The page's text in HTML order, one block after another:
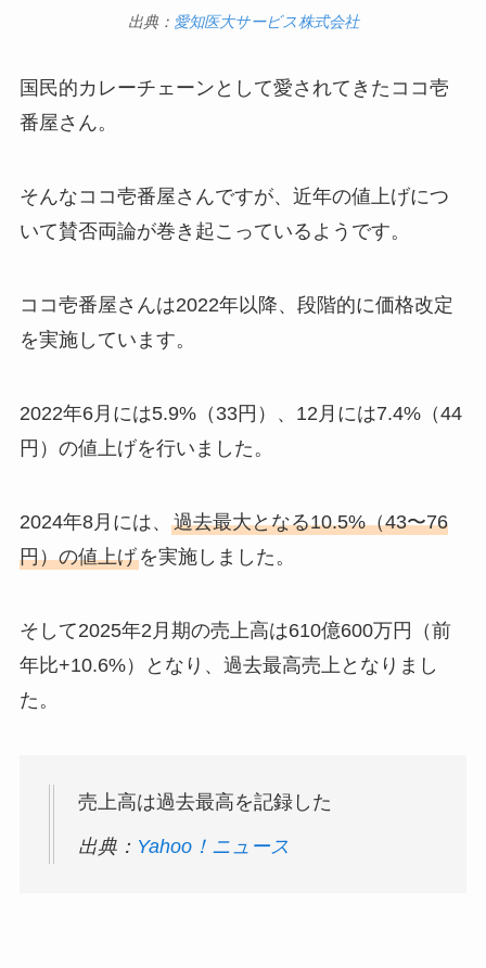
出典： 愛知医大サービス株式会社
国民的カレーチェーンとして愛されてきたココ壱
番屋さん。
そんなココ壱番屋さんですが、近年の値上げにつ
いて賛否両論が巻き起こっているようです。
ココ壱番屋さんは2022年以降、段階的に価格改定
を実施しています。
2022年6月には5.9%（33円）、12月には7.4%（44
円）の値上げを行いました。
2024年8月には、 過去最大となる10.5%（43〜76
円）の値上げを実施しました。
そして2025年2月期の売上高は610億600万円（前
年比+10.6%）となり、過去最高売上となりまし
た。
売上高は過去最高を記録した
出典： Yahoo！ニュース